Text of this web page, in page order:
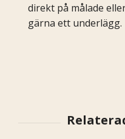
direkt på målade
gärna ett underlägg.